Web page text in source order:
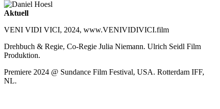
Aktuell
VENI VIDI VICI, 2024, www.VENIVIDIVICI.film
Drehbuch & Regie, Co-Regie Julia Niemann. Ulrich Seidl Film
Produktion.
Premiere 2024 @ Sundance Film Festival, USA. Rotterdam IFF,
NL.